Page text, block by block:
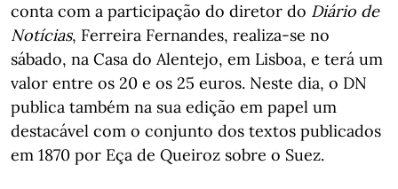
conta com a participação do diretor do Diário de
Notícias, Ferreira Fernandes, realiza-se no
sábado, na Casa do Alentejo, em Lisboa, e terá um
valor entre os 20 e os 25 euros. Neste dia, o DN
publica também na sua edição em papel um
destacável com o conjunto dos textos publicados
em 1870 por Eça de Queiroz sobre o Suez.